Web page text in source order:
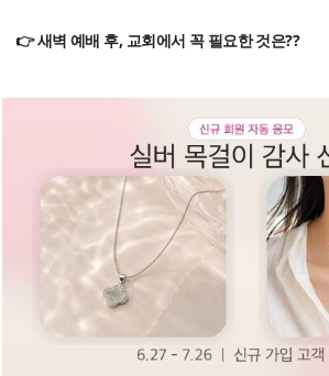
👉 새벽 예배 후, 교회에서 꼭 필요한 것은??